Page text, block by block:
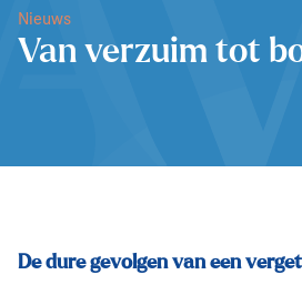
Nieuws
Van verzuim tot
De dure gevolgen van een